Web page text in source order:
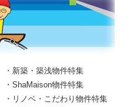
・新築・築浅物件特集
・ShaMaison物件特集
・リノベ・こだわり物件特集